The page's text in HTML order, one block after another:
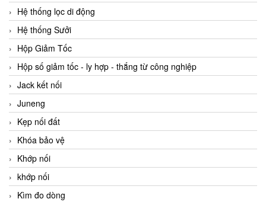
Hệ thống lọc di động
Hệ thống Sưởi
Hộp Giảm Tốc
Hộp số giảm tốc - ly hợp - thắng từ công nghiệp
Jack kết nối
Juneng
Kẹp nối đất
Khóa bảo vệ
Khớp nối
khớp nối
Kìm đo dòng